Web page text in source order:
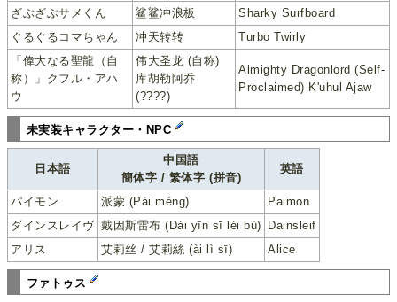
ざぶざぶサメくん
鲨鲨冲浪板
Sharky Surfboard
ぐるぐるコマちゃん
冲天转转
Turbo Twirly
「偉大なる聖龍（自
称）」クフル・アハ
ウ
伟大圣龙 (自称)
库胡勒阿乔
(????)
Almighty Dragonlord (Self-
Proclaimed) K'uhul Ajaw
未実装キャラクター・NPC
日本語
中国語
簡体字 / 繁体字 (拼音)
英語
パイモン 派蒙 (Pài méng)
Paimon
ダインスレイヴ 戴因斯雷布 (Dài yīn sī léi bù)
Dainsleif
アリス
艾莉丝 / 艾莉絲 (ài lì sī) Alice
ファトゥス